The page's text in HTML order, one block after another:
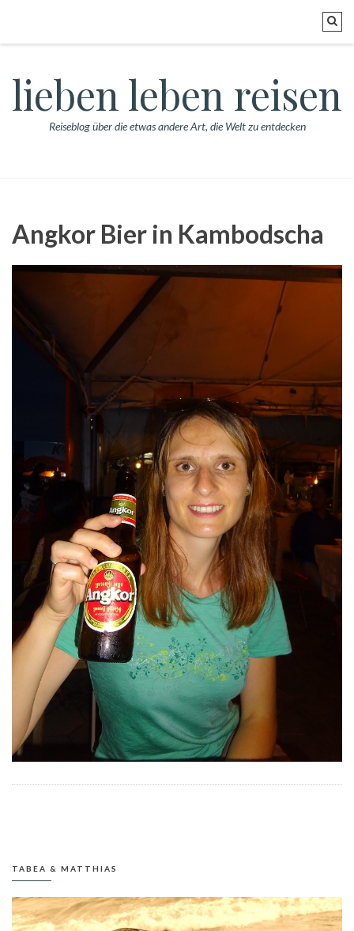
lieben leben reisen
Reiseblog über die etwas andere Art, die Welt zu entdecken
Angkor Bier in Kambodscha
TABEA & MATTHIAS